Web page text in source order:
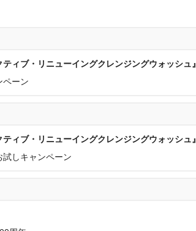
ィブ・リニューイングクレンジングウォッシュ』
ペーン
ィブ・リニューイングクレンジングウォッシュ』
しキャンペーン